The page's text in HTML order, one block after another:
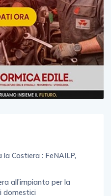
Costiera : FeNAILP,
all’impianto per la
domestici